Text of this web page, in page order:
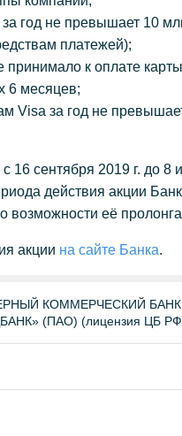
год не превышает 10
платежей);
принимало к оплате
6 месяцев;
Visa за год не
16 сентября 2019 г. до 8
действия акции
возможности её
акции на сайте Банка.
КОММЕРЧЕСКИЙ БАНК
(ПАО) (лицензия ЦБ